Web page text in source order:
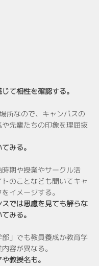
て相性を確認する。
所なので、キャンパスの
先輩たちの印象を理屈抜
みる。
期や授業やサークル活
のことなども聞いてキャ
イメージする。
では思慮を見ても解らな
みる。
」でも教員養成か教育学
容が異なる。
教授名も。